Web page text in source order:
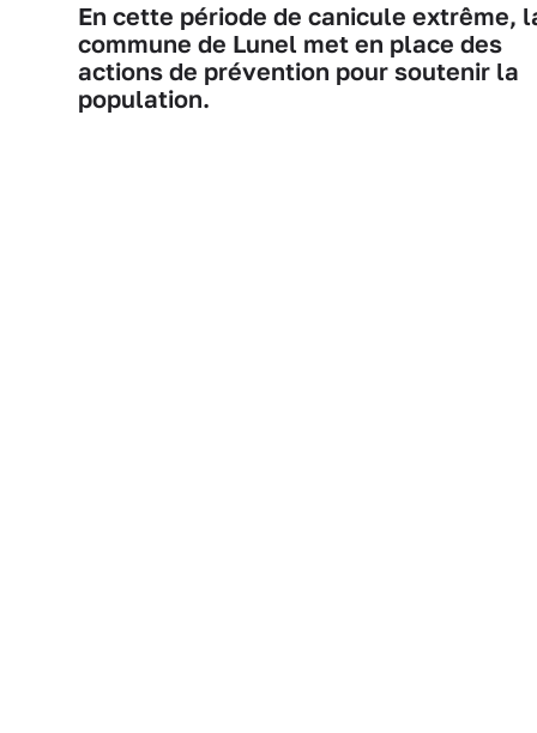
En cette période de canicule extrême,
commune de Lunel met en place des
actions de prévention pour soutenir la
population.